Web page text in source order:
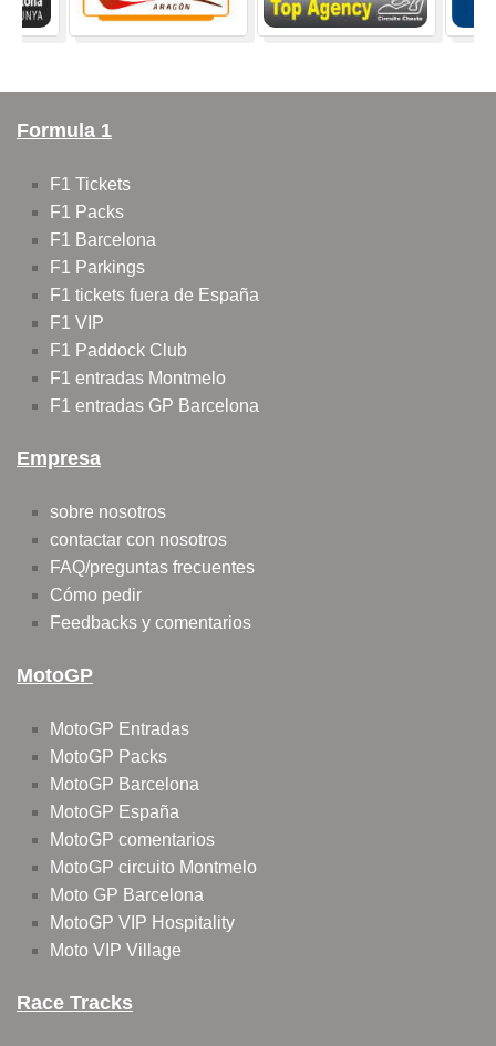
Formula 1
F1 Tickets
F1 Packs
F1 Barcelona
F1 Parkings
F1 tickets fuera de España
F1 VIP
F1 Paddock Club
F1 entradas Montmelo
F1 entradas GP Barcelona
Empresa
sobre nosotros
contactar con nosotros
FAQ/preguntas frecuentes
Cómo pedir
Feedbacks y comentarios
MotoGP
MotoGP Entradas
MotoGP Packs
MotoGP Barcelona
MotoGP España
MotoGP comentarios
MotoGP circuito Montmelo
Moto GP Barcelona
MotoGP VIP Hospitality
Moto VIP Village
Race Tracks